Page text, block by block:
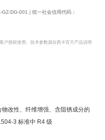
DG-001 | 统一社会信用代码：
户授权使用。技术参数源自西卡官方产品说明
改性、纤维增强、含阻锈成分的
3 标准中 R4 级